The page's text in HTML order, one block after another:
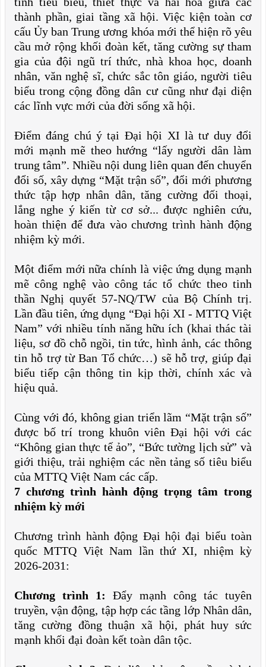
thành phần, giai tầng xã hội. Việc kiện toàn cơ
cấu Ủy ban Trung ương khóa mới thể hiện rõ yêu
cầu mở rộng khối đoàn kết, tăng cường sự tham
gia của đội ngũ trí thức, nhà khoa học, doanh
nhân, văn nghệ sĩ, chức sắc tôn giáo, người tiêu
biểu trong cộng đồng dân cư cũng như đại diện
các lĩnh vực mới của đời sống xã hội.
Điểm đáng chú ý tại Đại hội XI là tư duy đổi
mới mạnh mẽ theo hướng “lấy người dân làm
trung tâm”. Nhiều nội dung liên quan đến chuyển
đổi số, xây dựng “Mặt trận số”, đổi mới phương
thức tập hợp nhân dân, tăng cường đối thoại,
lắng nghe ý kiến từ cơ sở... được nghiên cứu,
hoàn thiện để đưa vào chương trình hành động
nhiệm kỳ mới.
Một điểm mới nữa chính là việc ứng dụng mạnh
mẽ công nghệ vào công tác tổ chức theo tinh
thần Nghị quyết 57-NQ/TW của Bộ Chính trị.
Lần đầu tiên, ứng dụng “Đại hội XI - MTTQ Việt
Nam” với nhiều tính năng hữu ích (khai thác tài
liệu, sơ đồ chỗ ngồi, tin tức, hình ảnh, các thông
tin hỗ trợ từ Ban Tổ chức…) sẽ hỗ trợ, giúp đại
biểu tiếp cận thông tin kịp thời, chính xác và
hiệu quả.
Cùng với đó, không gian triển lãm “Mặt trận số”
được bố trí trong khuôn viên Đại hội với các
“Không gian thực tế ảo”, “Bức tường lịch sử” và
giới thiệu, trải nghiệm các nền tảng số tiêu biểu
của MTTQ Việt Nam các cấp.
7 chương trình hành động trọng tâm trong
nhiệm kỳ mới
Chương trình hành động Đại hội đại biểu toàn
quốc MTTQ Việt Nam lần thứ XI, nhiệm kỳ
2026-2031:
Chương trình 1: Đẩy mạnh công tác tuyên
truyền, vận động, tập hợp các tầng lớp Nhân dân,
tăng cường đồng thuận xã hội, phát huy sức
mạnh khối đại đoàn kết toàn dân tộc.